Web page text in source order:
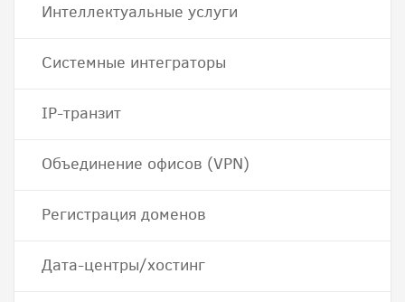
Интеллектуальные услуги
Системные интеграторы
IP-транзит
Объединение офисов (VPN)
Регистрация доменов
Дата-центры/хостинг